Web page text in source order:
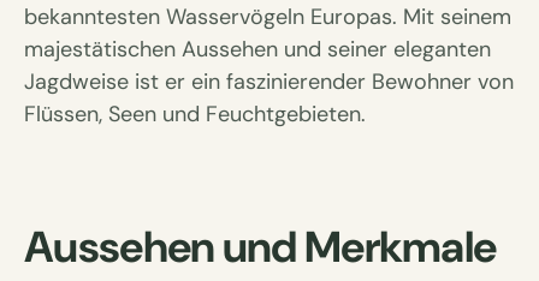
bekanntesten Wasservögeln Europas. Mit seinem
majestätischen Aussehen und seiner eleganten
Jagdweise ist er ein faszinierender Bewohner von
Flüssen, Seen und Feuchtgebieten.
Aussehen und Merkmale